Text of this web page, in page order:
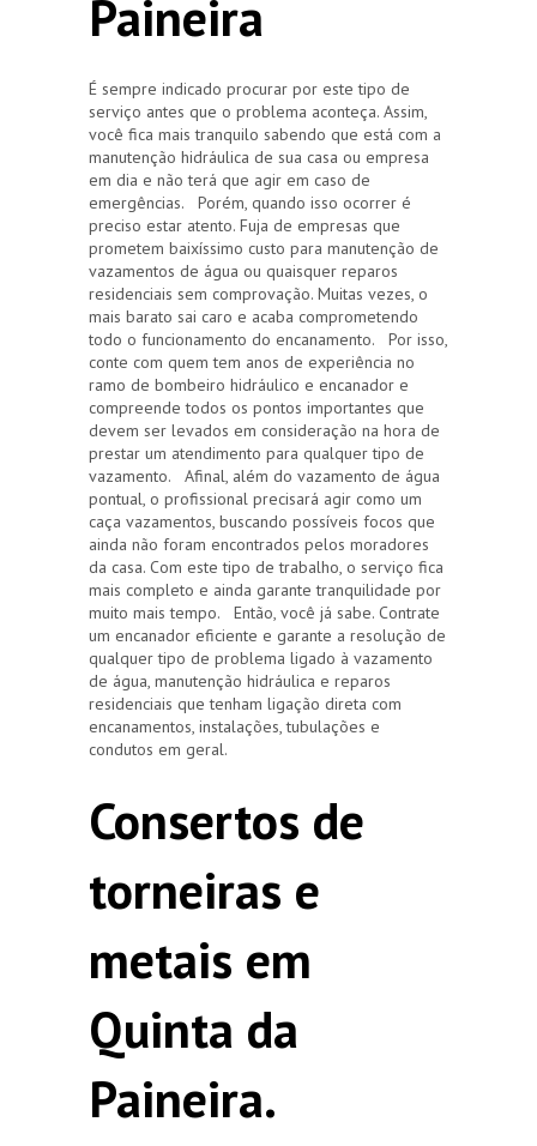
Paineira
É sempre indicado procurar por este tipo de
serviço antes que o problema aconteça. Assim,
você fica mais tranquilo sabendo que está com a
manutenção hidráulica de sua casa ou empresa
em dia e não terá que agir em caso de
emergências. Porém, quando isso ocorrer é
preciso estar atento. Fuja de empresas que
prometem baixíssimo custo para manutenção de
vazamentos de água ou quaisquer reparos
residenciais sem comprovação. Muitas vezes, o
mais barato sai caro e acaba comprometendo
todo o funcionamento do encanamento. Por isso,
conte com quem tem anos de experiência no
ramo de bombeiro hidráulico e encanador e
compreende todos os pontos importantes que
devem ser levados em consideração na hora de
prestar um atendimento para qualquer tipo de
vazamento. Afinal, além do vazamento de água
pontual, o profissional precisará agir como um
caça vazamentos, buscando possíveis focos que
ainda não foram encontrados pelos moradores
da casa. Com este tipo de trabalho, o serviço fica
mais completo e ainda garante tranquilidade por
muito mais tempo. Então, você já sabe. Contrate
um encanador eficiente e garante a resolução de
qualquer tipo de problema ligado à vazamento
de água, manutenção hidráulica e reparos
residenciais que tenham ligação direta com
encanamentos, instalações, tubulações e
condutos em geral.
Consertos de
torneiras e
metais em
Quinta da
Paineira.